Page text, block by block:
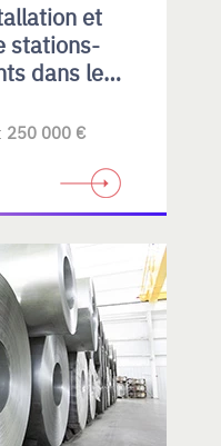
et
stations-
dans le
250 000 €